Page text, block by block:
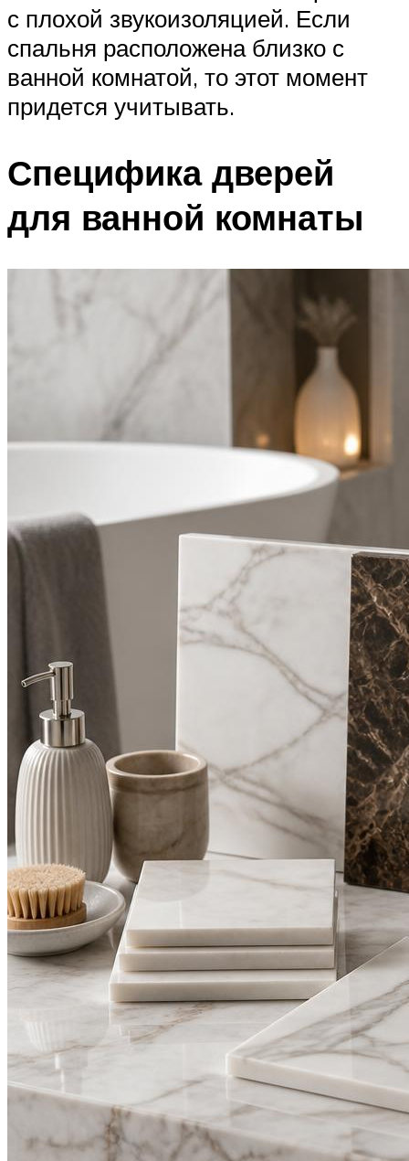
с плохой звукоизоляцией. Если
спальня расположена близко с
ванной комнатой, то этот момент
придется учитывать.
Специфика дверей
для ванной комнаты